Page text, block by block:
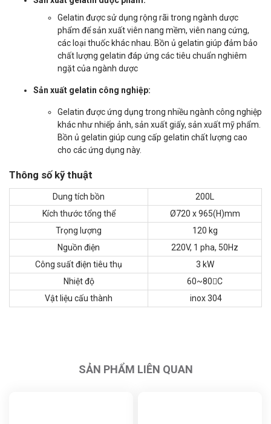
Gelatin được sử dụng rộng rãi trong ngành dược
phẩm để sản xuất viên nang mềm, viên nang cứng,
các loại thuốc khác nhau. Bồn ủ gelatin giúp đảm bảo
chất lượng gelatin đáp ứng các tiêu chuẩn nghiêm
ngặt của ngành dược
Sản xuất gelatin công nghiệp:
Gelatin được ứng dụng trong nhiều ngành công nghiệp
khác như nhiếp ảnh, sản xuất giấy, sản xuất mỹ phẩm.
Bồn ủ gelatin giúp cung cấp gelatin chất lượng cao
cho các ứng dụng này.
Thông số kỹ thuật
Dung tích bồn
200L
Kích thước tổng thể
Ø720 x 965(H)mm
Trọng lượng
120 kg
Nguồn điện
220V, 1 pha, 50Hz
Công suất điện tiêu thụ
3 kW
Nhiệt độ
60~80C
Vật liệu cấu thành
inox 304
SẢN PHẨM LIÊN QUAN